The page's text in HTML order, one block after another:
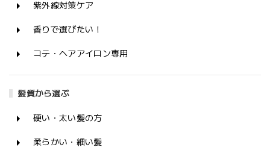
紫外線対策ケア
香りで選びたい！
コテ・ヘアアイロン専用
髪質から選ぶ
硬い・太い髪の方
柔らかい・細い髪